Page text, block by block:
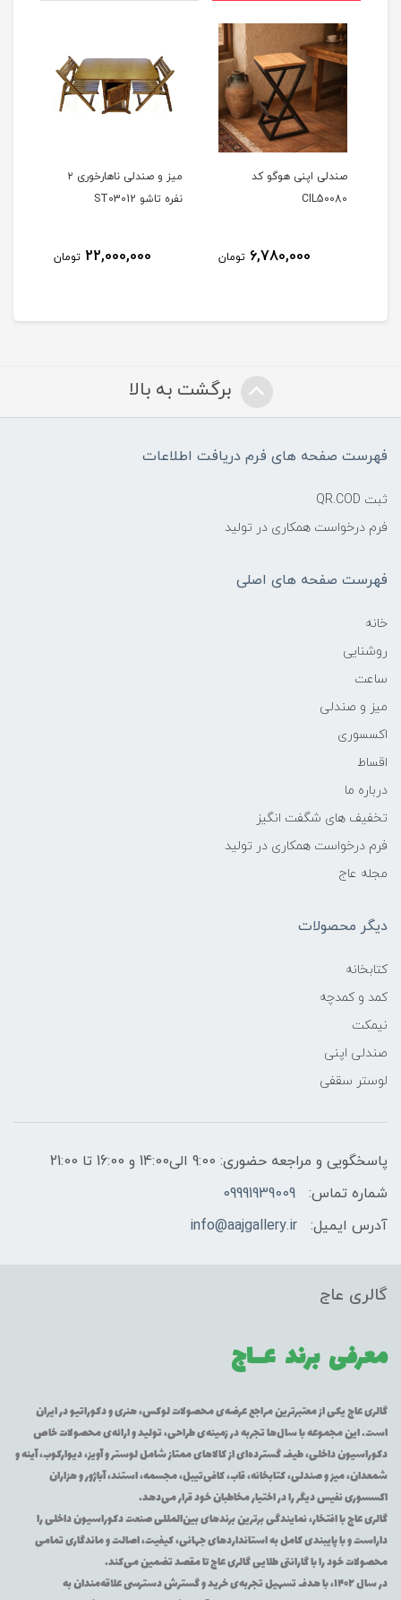
صندلی اپنی هوگو کد
CIL50080
6,780,000 تومان
میز و صندلی ناهارخوری ۲
نفره تاشو ST03012
22,000,000 تومان
برگشت به بالا
فهرست صفحه های فرم دریافت اطلاعات
ثبت QR.COD
فرم درخواست همکاری در تولید
فهرست صفحه های اصلی
خانه
روشنایی
ساعت
میز و صندلی
اکسسوری
اقساط
درباره ما
تخفیف های شگفت انگیز
فرم درخواست همکاری در تولید
مجله عاج
دیگر محصولات
کتابخانه
کمد و کمدچه
نیمکت
صندلی اپنی
لوستر سقفی
پاسخگویی و مراجعه حضوری: 9:00 الی14:00 و 16:00 تا 21:00
شماره تماس:
09991939009
آدرس ایمیل:
info@aajgallery.ir
گالری عاج
معرفی برند عــاج
گالری عاج یکی از معتبرترین مراجع عرضه‌ی محصولات لوکس، هنری و دکوراتیو در ایران
است. این مجموعه با سال‌ها تجربه در زمینه‌ی طراحی، تولید و ارائه‌ی محصولات خاص
دکوراسیون داخلی، طیف گسترده‌ای از کالاهای ممتاز شامل لوستر و آویز، دیوارکوب، آینه و
شمعدان، میز و صندلی، کتابخانه، قاب، کافی‌تیبل، مجسمه، استند، آباژور و هزاران
اکسسوری نفیس دیگر را در اختیار مخاطبان خود قرار می‌دهد.
گالری عاج با افتخار، نمایندگی برترین برندهای بین‌المللی صنعت دکوراسیون داخلی را
داراست و با پایبندی کامل به استانداردهای جهانی، کیفیت، اصالت و ماندگاری تمامی
محصولات خود را با گارانتی طلایی گالری عاج تا مقصد تضمین می‌کند.
در سال ۱۴۰۲، با هدف تسهیل تجربه‌ی خرید و گسترش دسترسی علاقه‌مندان به